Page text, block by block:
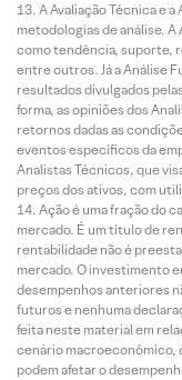
A Avaliação Técnica e
metodologias de análise.
como tendência, suporte,
entre outros. Já a Análise
resultados divulgados
forma, as opiniões dos
retornos dadas as
eventos específicos da
Analistas Técnicos, que
preços dos ativos, com
Ação é uma fração do
mercado. É um título de
rentabilidade não é
mercado. O investimento
desempenhos anteriores
futuros e nenhuma
feita neste material em
cenário macroeconômico,
podem afetar o